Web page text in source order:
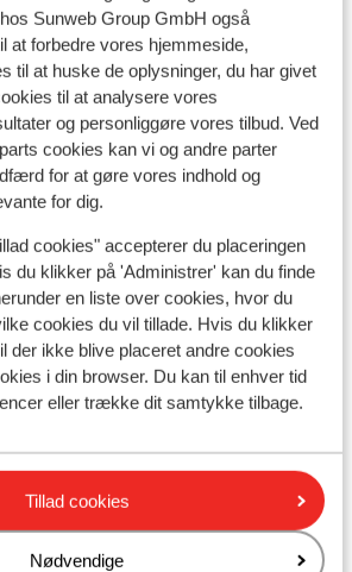
Sunweb Group GmbH også
at forbedre vores hjemmeside,
til at huske de oplysninger, du har givet
til at analysere vores
og personliggøre vores tilbud. Ved
cookies kan vi og andre parter
for at gøre vores indhold og
for dig.
cookies" accepterer du placeringen
du klikker på 'Administrer' kan du finde
en liste over cookies, hvor du
cookies du vil tillade. Hvis du klikker
der ikke blive placeret andre cookies
i din browser. Du kan til enhver tid
eller trække dit samtykke tilbage.
Tillad cookies
Nødvendige
Se på kort
nouveau village du bois mean:
centre ancien: ca. 3 kilometer,
kilometer
ca. 20 meter
ca. 20 meter
kiosk ca. 100 meter
ca. 50 meter
undervisning